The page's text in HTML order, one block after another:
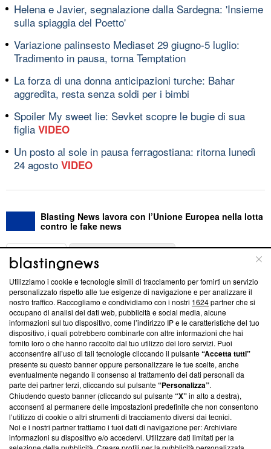
Helena e Javier, segnalazione dalla Sardegna: 'Insieme
sulla spiaggia del Poetto'
Variazione palinsesto Mediaset 29 giugno-5 luglio:
Tradimento in pausa, torna Temptation
La forza di una donna anticipazioni turche: Bahar
aggredita, resta senza soldi per i bimbi
Spoiler My sweet lie: Sevket scopre le bugie di sua
figlia VIDEO
Un posto al sole in pausa ferragostiana: ritorna lunedì
24 agosto VIDEO
Blasting News lavora con l’Unione Europea nella lotta
contro le fake news
ABOUT
Questa sezione offre informazioni trasparenti su Blasting
News, sui nostri processi editoriali e su come ci impegniamo a
creare news di qualità. Inoltre, afferma la nostra aderenza a
‘Trust Project - News with Integrity’Blasting News non è
ancora membro del programma, ma ha richiesto di farne
parte; Trust Project non ha ancora effettuato una verifica di
conformità agli standard.
Su di noi
Team editoriale
Corporate
Utilizziamo i cookie e tecnologie simili di tracciamento per fornirti un servizio
personalizzato rispetto alle tue esigenze di navigazione e per analizzare il
nostro traffico. Raccogliamo e condividiamo con i nostri 1624partner che si
occupano di analisi dei dati web, pubblicità e social media, alcune
informazioni sul tuo dispositivo, come l’indirizzo IP e le caratteristiche del tuo
dispositivo, i quali potrebbero combinarle con altre informazioni che hai
fornito loro o che hanno raccolto dal tuo utilizzo dei loro servizi. Puoi
acconsentire all’uso di tali tecnologie cliccando il pulsante“Accetta tutti”
presente su questo banner oppure personalizzare le tue scelte, anche
eventualmente negando il consenso al trattamento dei dati personali da
parte dei partner terzi, cliccando sul pulsante“Personalizza”.
Chiudendo questo banner (cliccando sul pulsante“X”in alto a destra),
acconsenti al permanere delle impostazioni predefinite che non consentono
l’utilizzo di cookie o altri strumenti di tracciamento diversi dai tecnici.
Noi e i nostri partner trattiamo i tuoi dati di navigazione per: Archiviare
informazioni su dispositivo e/o accedervi. Utilizzare dati limitati per la